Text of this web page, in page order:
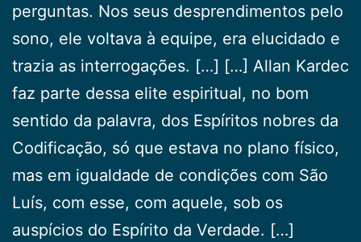
perguntas. Nos seus desprendimentos pelo
sono, ele voltava à equipe, era elucidado e
trazia as interrogações. […] […] Allan Kardec
faz parte dessa elite espiritual, no bom
sentido da palavra, dos Espíritos nobres da
Codificação, só que estava no plano físico,
mas em igualdade de condições com São
Luís, com esse, com aquele, sob os
auspícios do Espírito da Verdade. […]